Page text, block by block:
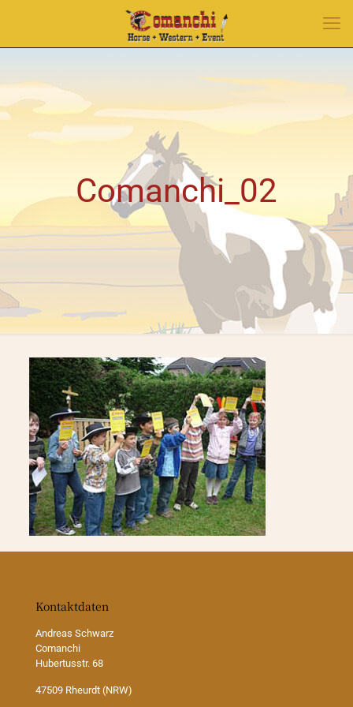
Comanchi_02
Kontaktdaten
Andreas Schwarz
Comanchi
Hubertusstr. 68
47509 Rheurdt (NRW)